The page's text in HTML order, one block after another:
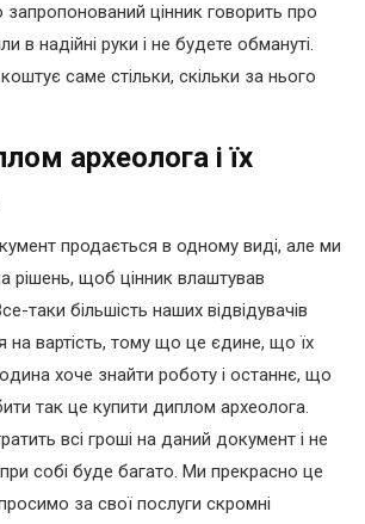
цінник говорить про
в надійні руки і не будете обмануті.
саме стільки, скільки за нього
археолога і їх
продається в одному виді, але ми
рішень, щоб цінник влаштував
таки більшість наших відвідувачів
на вартість, тому що це єдине, що їх
хоче знайти роботу і останнє, що
так це купити диплом археолога.
всі гроші на даний документ і не
собі буде багато. Ми прекрасно це
за свої послуги скромні